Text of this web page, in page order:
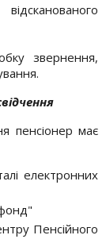
звернення,
пенсіонер має
електронних
Пенсійного